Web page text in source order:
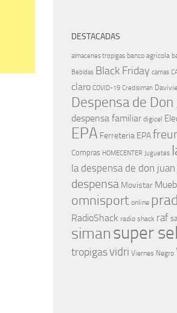
DESTACADAS
almacenes tropigas banco agricola
Bebidas Black Friday camas
claro COVID-19 Credisiman
Despensa de Don
despensa familiar digicel
EPA Ferreteria EPA
Compras HOMECENTER Juguetes
la despensa de don juan
despensa Movistar
omnisport online
RadioShack radio shack raf
simansuper
tropigasvidri Viernes Negro